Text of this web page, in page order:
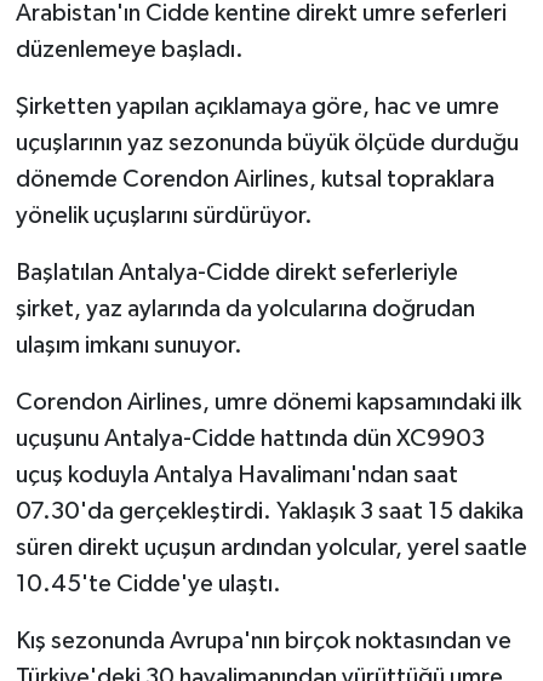
Arabistan'ın Cidde kentine direkt umre seferleri
düzenlemeye başladı.
Şirketten yapılan açıklamaya göre, hac ve umre
uçuşlarının yaz sezonunda büyük ölçüde durduğu
dönemde Corendon Airlines, kutsal topraklara
yönelik uçuşlarını sürdürüyor.
Başlatılan Antalya-Cidde direkt seferleriyle
şirket, yaz aylarında da yolcularına doğrudan
ulaşım imkanı sunuyor.
Corendon Airlines, umre dönemi kapsamındaki ilk
uçuşunu Antalya-Cidde hattında dün XC9903
uçuş koduyla Antalya Havalimanı'ndan saat
07.30'da gerçekleştirdi. Yaklaşık 3 saat 15 dakika
süren direkt uçuşun ardından yolcular, yerel saatle
10.45'te Cidde'ye ulaştı.
Kış sezonunda Avrupa'nın birçok noktasından ve